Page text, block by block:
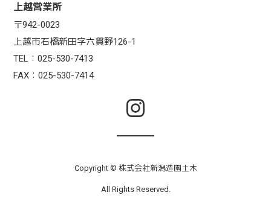
上越営業所
〒942-0023
上越市石橋新田字六貫野126-1
TEL：025-530-7413
FAX：025-530-7414
Copyright © 株式会社新潟造園土木
All Rights Reserved.